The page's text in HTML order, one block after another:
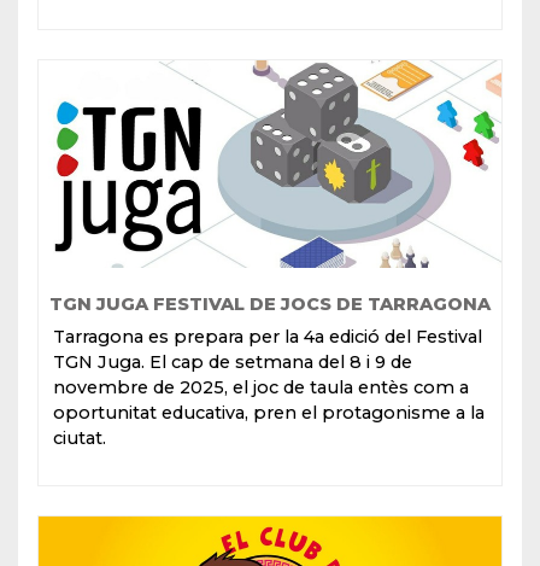
TGN JUGA FESTIVAL DE JOCS DE TARRAGONA
Tarragona es prepara per la 4a edició del Festival
TGN Juga. El cap de setmana del 8 i 9 de
novembre de 2025, el joc de taula entès com a
oportunitat educativa, pren el protagonisme a la
ciutat.